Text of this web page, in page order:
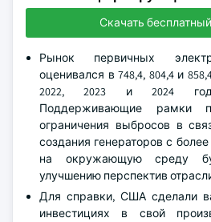
Скачать
Рынок первичных
оценивался в 748,4, 804,4 и
2022, 2023 и 2024
Поддерживающие рамки
ограничения выбросов в
создания генераторов с
на окружающую среду
улучшению перспектив
Для справки, США сделали
инвестициях в свой